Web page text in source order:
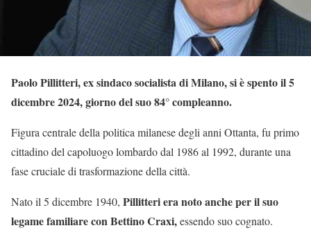
Paolo Pillitteri, ex sindaco socialista di Milano, si è spento il 5
dicembre 2024, giorno del suo 84° compleanno.
Figura centrale della politica milanese degli anni Ottanta, fu primo
cittadino del capoluogo lombardo dal 1986 al 1992, durante una
fase cruciale di trasformazione della città.
Nato il 5 dicembre 1940, Pillitteri era noto anche per il suo
legame familiare con Bettino Craxi,essendo suo cognato.